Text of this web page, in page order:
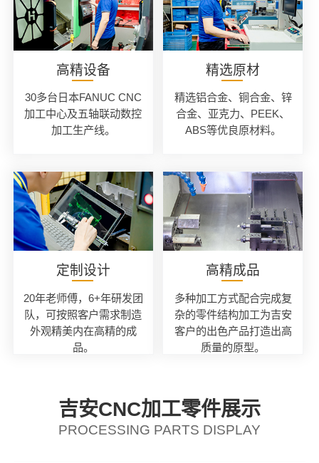
高精设备
30多台日本FANUC CNC
加工中心及五轴联动数控
加工生产线。
精选原材
精选铝合金、铜合金、锌
合金、亚克力、PEEK、
ABS等优良原材料。
定制设计
20年老师傅，6+年研发团
队，可按照客户需求制造
外观精美内在高精的成
品。
高精成品
多种加工方式配合完成复
杂的零件结构加工为吉安
客户的出色产品打造出高
质量的原型。
吉安CNC加工零件展示
PROCESSING PARTS DISPLAY